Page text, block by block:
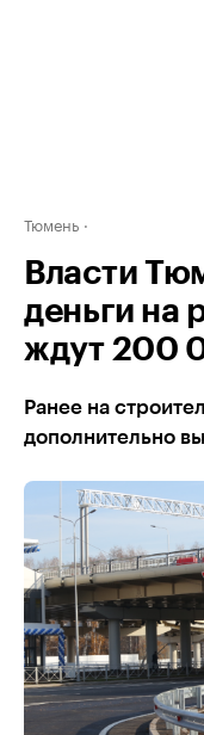
Тюмень
Власти
деньги на
ждут 200
Ранее на
дополнительно